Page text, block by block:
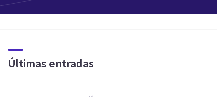
Últimas entradas